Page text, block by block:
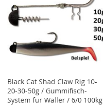
Black Cat Shad Claw Rig 10-
20-30-50g / Gummifisch-
System für Waller / 6/0 100kg